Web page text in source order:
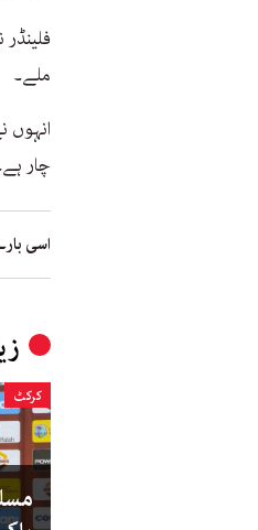
ملے۔
چار
اسی
کرکٹ